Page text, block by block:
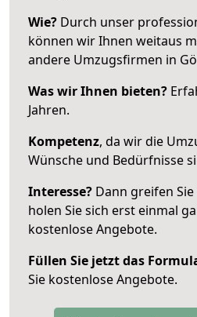
Wie? Durch unser
können wir Ihnen weitaus
andere Umzugsfirmen in
Was wir Ihnen bieten?
Jahren.
Kompetenz, da wir die
Wünsche und Bedürfnisse
Interesse? Dann greifen
holen Sie sich erst einmal
kostenlose Angebote.
Füllen Sie jetzt das
Sie kostenlose Angebote.